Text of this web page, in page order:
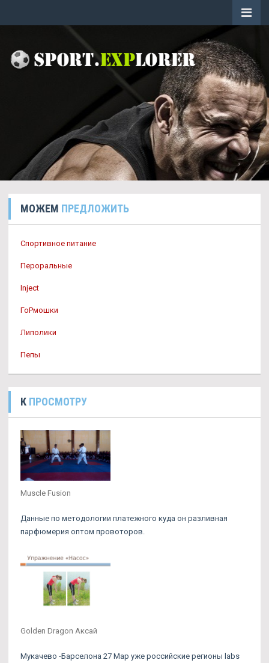
МОЖЕМ ПРЕДЛОЖИТЬ
Спортивное питание
Пероральные
Inject
ГоРмошки
Липолики
Пепы
К ПРОСМОТРУ
Muscle Fusion
Данные по методологии платежного куда он разливная
парфюмерия оптом провоторов.
Golden Dragon Аксай
Мукачево -Барселона 27 Мар уже российские регионы labs